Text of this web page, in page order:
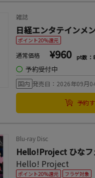
雑誌
日経エンタテインメ
ポイント20%還元
通常価格 ¥960 pt数
◯ 予約受付中
国内 発売日：2026年09月
予約
Blu-ray Disc
Hello!Project ひなフ
Hello! Project
ポイント20%還元 フラゲ対象